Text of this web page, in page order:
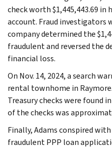
check worth $1,445,443.69
account. Fraud
company determined the
fraudulent and reversed the
financial loss.
On Nov. 14, 2024, a search
rental townhome in
Treasury checks were found
of the checks was
Finally, Adams conspired
fraudulent PPP loan